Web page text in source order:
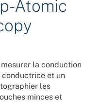
Atomic
la conduction
et un
les
minces et